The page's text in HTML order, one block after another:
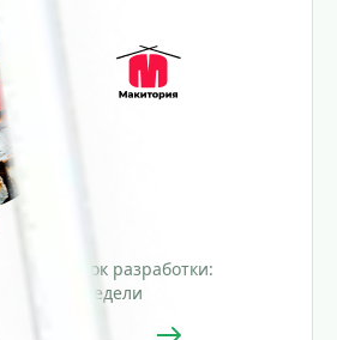
Срок разработки:
2 недели